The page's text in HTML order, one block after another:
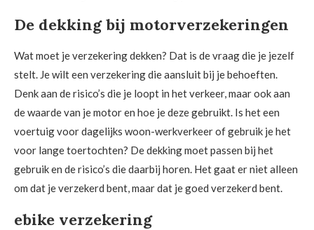
De dekking bij motorverzekeringen
Wat moet je verzekering dekken? Dat is de vraag die je jezelf
stelt. Je wilt een verzekering die aansluit bij je behoeften.
Denk aan de risico’s die je loopt in het verkeer, maar ook aan
de waarde van je motor en hoe je deze gebruikt. Is het een
voertuig voor dagelijks woon-werkverkeer of gebruik je het
voor lange toertochten? De dekking moet passen bij het
gebruik en de risico’s die daarbij horen. Het gaat er niet alleen
om dat je verzekerd bent, maar dat je goed verzekerd bent.
ebike verzekering